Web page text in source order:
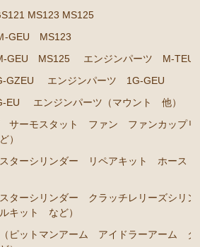
プ フィルター ダンパー センダ
フなど）
131H JZS131 133 135 MS135
FE
GE
GE JZS133 JZS135
MS123 MS125
-GEU MS123
GEU MS125
エンジンパーツ M-TEU
GZEU
エンジンパーツ 1G-GEU
EU
エンジンパーツ（マウント 他）
サーモスタット ファン ファンカップリ
）
スターシリンダー リペアキット ホース
ターシリンダー クラッチレリーズシリン
キット など）
ピットマンアーム アイドラーアーム タ